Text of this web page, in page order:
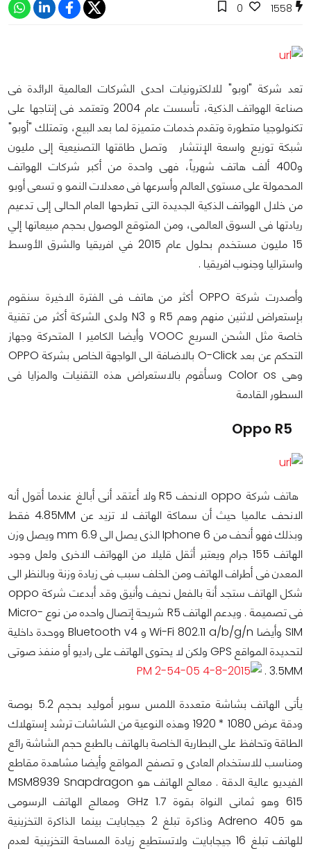
1558
0
تعد شركة "اوبو" للالكترونيات احدى الشركات العالمية الرائدة فى
صناعة الهواتف الذكية، تأسست عام 2004 وتعتمد فى إنتاجها على
تكنولوجيا متطورة وتقدم خدمات متميزة لما بعد البيع، وتمتلك "أوبو"
شبكة توزيع واسعة الإنتشار وتصل طاقتها التصنيعية إلى مليون
و400 ألف هاتف شهرياً، فهى واحدة من أكبر شركات الهواتف
المحمولة على مستوى العالم وأسرعها فى معدلات النمو و تسعى أوبو
من خلال الهواتف الذكية الجديدة التى تطرحها العام الحالى إلى تدعيم
ريادتها فى السوق العالمى، ومن المتوقع الوصول بحجم مبيعاتها إلي
15 مليون مستخدم بحلول عام 2015 في افريقيا والشرق الأوسط
واستراليا وجنوب افريقيا .
وأصدرت شركة OPPO أكثر من هاتف فى الفترة الاخيرة سنقوم
بإستعراض لاثنين منهم وهم R5 و N3 ولدى الشركة أكثر من تقنية
خاصة مثل الشحن السريع VOOC وأيضا الكامير ا المتحركة وجهاز
التحكم عن بعد O-Click بالاضافة الى الواجهة الخاص بشركة OPPO
وهى Color os وسأقوم بالاستعراض هذه التقنيات والمزايا فى
السطور القادمة
هاتف شركة oppo الانحف R5 ولا أعتقد أنى أبالغ عندما أقول أنه
الانحف عالميا حيث أن سماكة الهاتف لا تزيد عن 4.85MM فقط
وبذلك فهو أنحف من Iphone 6 الذى يصل الى 6.9 mm ويصل وزن
الهاتف 155 جرام ويعتبر أثقل قليلا من الهواتف الاخرى ولعل وجود
المعدن فى أطراف الهاتف ومن الخلف سبب فى زيادة وزنة وبالنظر الى
شكل الهاتف ستجد أنة بالفعل نحيف وأنيق وقد أبدعت شركة oppo
فى تصميمة . ويدعم الهاتف R5 شريحة إتصال واحده من نوع Micro-
SIM وأيضا Wi-Fi 802.11 a/b/g/n و Bluetooth v4 ووحدة داخلية
لتحديدة المواقع GPS ولكن لا يحتوى الهاتف على راديو أو منفذ صوتى
3.5MM .
يأتى الهاتف بشاشة متعددة اللمس سوبر أموليد بحجم 5.2 بوصة
ودقة عرض 1080 * 1920 وهذه النوعية من الشاشات ترشد إستهلاك
الطاقة وتحافظ على البطارية الخاصة بالهاتف بالطبع حجم الشاشة رائع
ومناسب للاستخدام العادى و تصفح المواقع وأيضا مشاهدة مقاطع
الفيديو عالية الدقة . معالج الهاتف هو MSM8939 Snapdragon
615 وهو ثمانى النواة بقوة 1.7 GHz ومعالج الهاتف الرسومى
هو Adreno 405 وذاكرة تبلغ 2 جيجابايت بينما الذاكرة التخزينية
للهاتف تبلغ 16 جيجابايت ولاتستطيع زيادة المساحة التخزينية لعدم